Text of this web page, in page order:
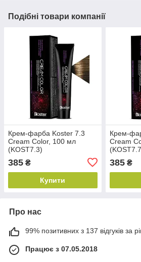
Подібні товари компанії
Крем-фарба Koster 7.3
Cream Color, 100 мл
(KOST7.3)
385 ₴
Купити
Крем-
Cream
385₴
Про нас
99% позитивних з 137 відгуків за
Працює з 07.05.2018